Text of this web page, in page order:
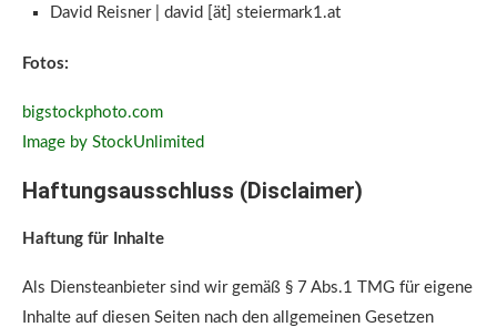
David Reisner | david [ät] steiermark1.at
Fotos:
bigstockphoto.com
Image by StockUnlimited
Haftungsausschluss (Disclaimer)
Haftung für Inhalte
Als Diensteanbieter sind wir gemäß § 7 Abs.1 TMG für eigene
Inhalte auf diesen Seiten nach den allgemeinen Gesetzen